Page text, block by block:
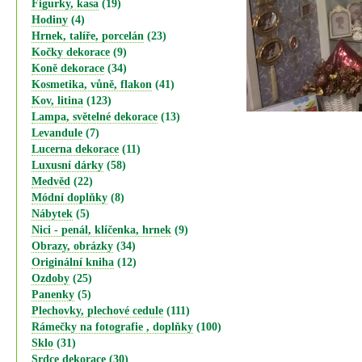
Figurky, kasa (19)
Hodiny (4)
Hrnek, talíře, porcelán (23)
Kočky dekorace (9)
Koně dekorace (34)
Kosmetika, vůně, flakon (41)
Kov, litina (123)
Lampa, světelné dekorace (13)
Levandule (7)
Lucerna dekorace (11)
Luxusní dárky (58)
Medvěd (22)
Módní doplňky (8)
Nábytek (5)
Nici - penál, klíčenka, hrnek (9)
Obrazy, obrázky (34)
Originální kniha (12)
Ozdoby (25)
Panenky (5)
Plechovky, plechové cedule (111)
Rámečky na fotografie , doplňky (100)
Sklo (31)
Srdce dekorace (30)